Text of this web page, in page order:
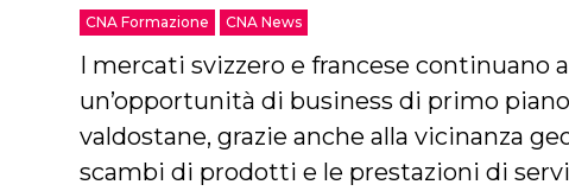
CNA Formazione CNA News
I mercati svizzero e francese continuano
un’opportunità di business di primo
valdostane, grazie anche alla vicinanza
scambi di prodotti e le prestazioni di